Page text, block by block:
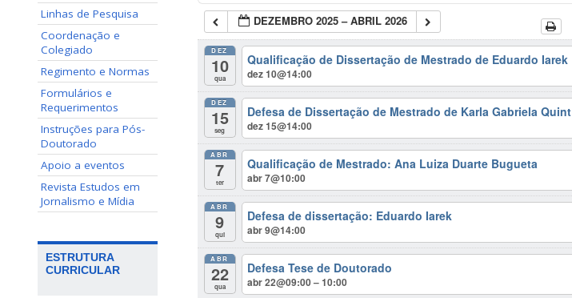
Linhas de Pesquisa
Coordenação e
Colegiado
Regimento e Normas
Formulários e
Requerimentos
Instruções para Pós-
Doutorado
Apoio a eventos
Revista Estudos em
Jornalismo e Mídia
ESTRUTURA
CURRICULAR
DEZEMBRO 2025 – ABRIL 2026
DEZ
10
qua
Qualificação de Dissertação de Mestrado de Eduardo Iarek
dez 10@14:00
DEZ
15
seg
Defesa de Dissertação de Mestrado de Karla Gabriela Quint
dez 15@14:00
ABR
7
ter
Qualificação de Mestrado: Ana Luiza Duarte Bugueta
abr 7@10:00
ABR
9
qui
Defesa de dissertação: Eduardo Iarek
abr 9@14:00
ABR
22
qua
Defesa Tese de Doutorado
abr 22@09:00 – 10:00